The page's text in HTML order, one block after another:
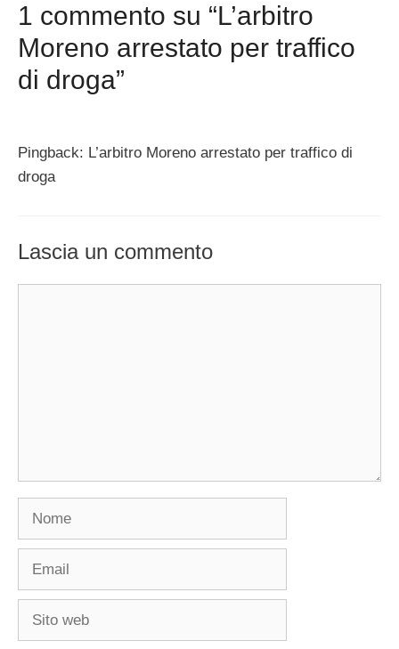
1 commento su “L’arbitro
Moreno arrestato per traffico
di droga”
Pingback: L’arbitro Moreno arrestato per traffico di
droga
Lascia un commento